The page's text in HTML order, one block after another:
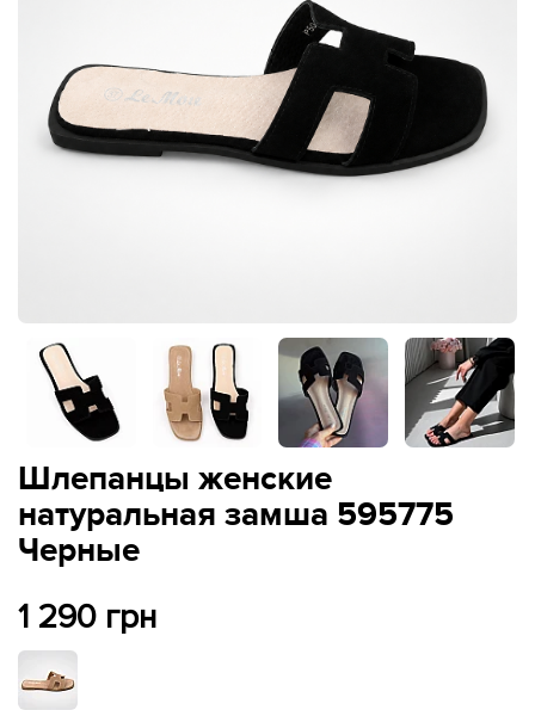
Шлепанцы женские
натуральная замша 595775
Черные
1 290 грн